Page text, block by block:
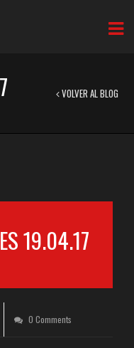
VOLVER AL BLOG
19.04.17
0 Comments